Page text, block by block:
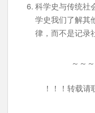
科学史与传统社
学史我们了解其
律，而不是记录
～～
！！！转载请